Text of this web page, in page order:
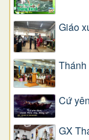
Giáo
Cứ
GX